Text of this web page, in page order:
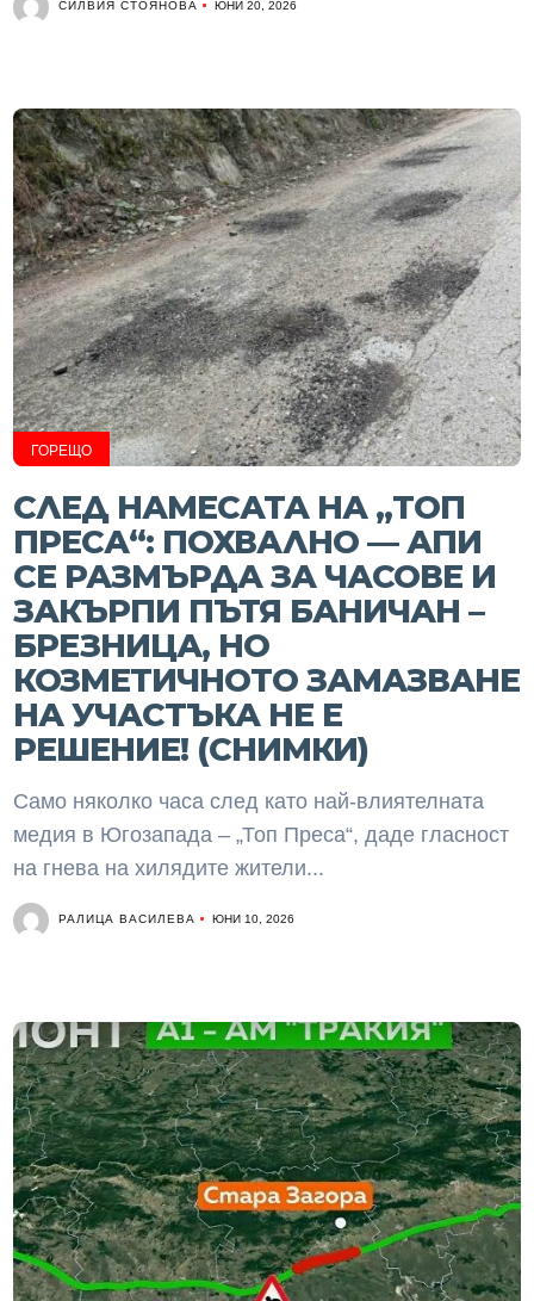
СИЛВИЯ СТОЯНОВА ЮНИ 20, 2026
ГОРЕЩО
СЛЕД НАМЕСАТА НА „ТОП
ПРЕСА“: ПОХВАЛНО — АПИ
СЕ РАЗМЪРДА ЗА ЧАСОВЕ И
ЗАКЪРПИ ПЪТЯ БАНИЧАН –
БРЕЗНИЦА, НО
КОЗМЕТИЧНОТО ЗАМАЗВАНЕ
НА УЧАСТЪКА НЕ Е
РЕШЕНИЕ! (СНИМКИ)
Само няколко часа след като най-влиятелната
медия в Югозапада – „Топ Преса“, даде гласност
на гнева на хилядите жители...
РАЛИЦА ВАСИЛЕВА ЮНИ 10, 2026